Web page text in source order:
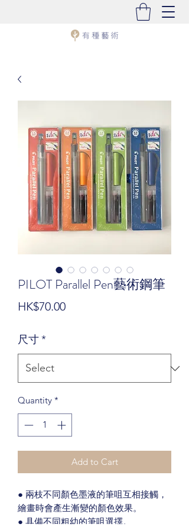
PILOT Parallel Pen藝術鋼筆
HK$70.00Price
尺寸*
Quantity *
Add to Cart
● 兩枝不同顏色墨液的筆咀互相接觸，
繪畫時會產生漸變的顏色效果。
● 具備不同粗幼的筆咀選擇。